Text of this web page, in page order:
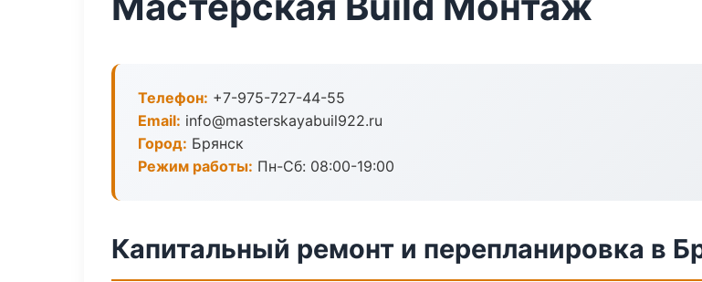
Телефон: +7-975-727-44-55
Email: info@masterskayabuil922.ru
Город: Брянск
Режим работы: Пн-Сб: 08:00-19:00
Капитальный ремонт и перепланировка в